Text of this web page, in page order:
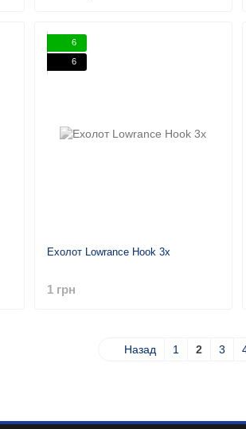
6
6
Ехолот Lowrance Hook 3x
1 грн
Назад 1 2 3